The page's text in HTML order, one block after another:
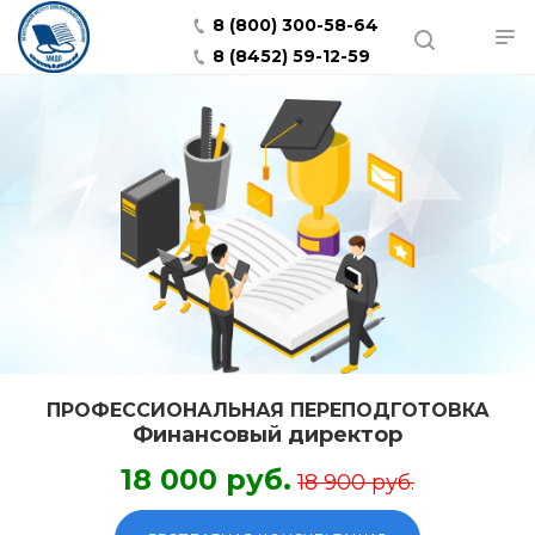
8 (800) 300-58-64
8 (8452) 59-12-59
ПРОФЕССИОНАЛЬНАЯ ПЕРЕПОДГОТОВКА
Финансовый директор
18 000 руб. 18 900 руб.